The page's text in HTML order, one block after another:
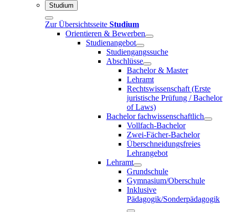
Studium
Zur Übersichtsseite Studium
Orientieren & Bewerben
Studienangebot
Studiengangssuche
Abschlüsse
Bachelor & Master
Lehramt
Rechtswissenschaft (Erste
juristische Prüfung / Bachelor
of Laws)
Bachelor fachwissenschaftlich
Vollfach-Bachelor
Zwei-Fächer-Bachelor
Überschneidungsfreies
Lehrangebot
Lehramt
Grundschule
Gymnasium/Oberschule
Inklusive
Pädagogik/Sonderpädagogik